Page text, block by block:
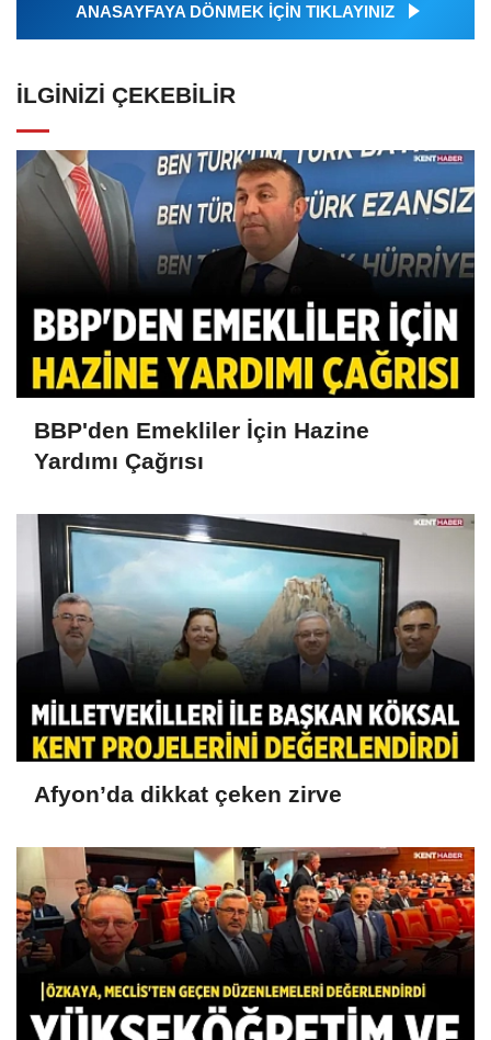
ANASAYFAYA DÖNMEK İÇİN TIKLAYINIZ
İLGINIZI ÇEKEBILIR
BBP'den Emekliler İçin Hazine
Yardımı Çağrısı
Afyon’da dikkat çeken zirve